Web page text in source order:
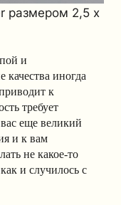
размером 2,5 x
и
качества иногда
к
требует
еще великий
и к вам
не какое-то
и случилось с